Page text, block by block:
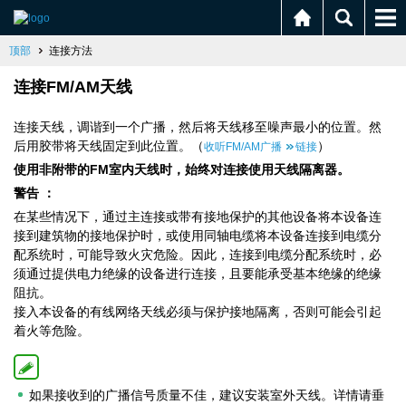
顶部 连接方法
连接FM/AM天线
连接天线，调谐到一个广播，然后将天线移至噪声最小的位置。然
后用胶带将天线固定到此位置。（收听FM/AM广播 链接）
使用非附带的FM室内天线时，始终对连接使用天线隔离器。
警告 ：
在某些情况下，通过主连接或带有接地保护的其他设备将本设备连
接到建筑物的接地保护时，或使用同轴电缆将本设备连接到电缆分
配系统时，可能导致火灾危险。因此，连接到电缆分配系统时，必
须通过提供电力绝缘的设备进行连接，且要能承受基本绝缘的绝缘
阻抗。
接入本设备的有线网络天线必须与保护接地隔离，否则可能会引起
着火等危险。
如果接收到的广播信号质量不佳，建议安装室外天线。详情请垂